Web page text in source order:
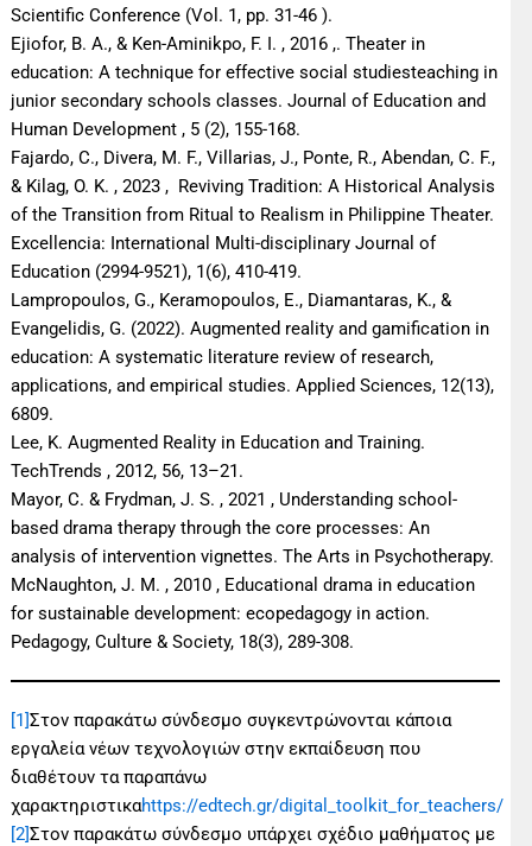
Scientific Conference (Vol. 1, pp. 31-46 ).
Ejiofor, B. A., & Ken-Aminikpo, F. I. , 2016 ,. Theater in
education: A technique for effective social studiesteaching in
junior secondary schools classes. Journal of Education and
Human Development , 5 (2), 155-168.
Fajardo, C., Divera, M. F., Villarias, J., Ponte, R., Abendan, C. F.,
& Kilag, O. K. , 2023 , Reviving Tradition: A Historical Analysis
of the Transition from Ritual to Realism in Philippine Theater.
Excellencia: International Multi-disciplinary Journal of
Education (2994-9521), 1(6), 410-419.
Lampropoulos, G., Keramopoulos, E., Diamantaras, K., &
Evangelidis, G. (2022). Augmented reality and gamification in
education: A systematic literature review of research,
applications, and empirical studies. Applied Sciences, 12(13),
6809.
Lee, K. Augmented Reality in Education and Training.
TechTrends , 2012, 56, 13–21.
Mayor, C. & Frydman, J. S. , 2021 , Understanding school-
based drama therapy through the core processes: An
analysis of intervention vignettes. The Arts in Psychotherapy.
McNaughton, J. M. , 2010 , Educational drama in education
for sustainable development: ecopedagogy in action.
Pedagogy, Culture & Society, 18(3), 289-308.
[1]Στον παρακάτω σύνδεσμο συγκεντρώνονται κάποια
εργαλεία νέων τεχνολογιών στην εκπαίδευση που
διαθέτουν τα παραπάνω
χαρακτηριστικαhttps://edtech.gr/digital_toolkit_for_teachers/
[2]Στον παρακάτω σύνδεσμο υπάρχει σχέδιο μαθήματος με